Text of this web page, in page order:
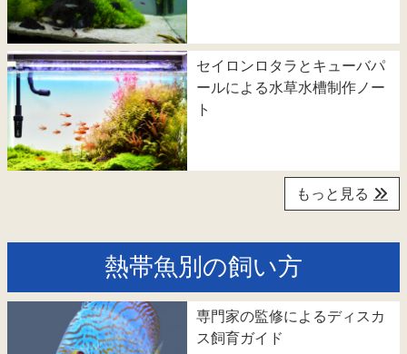
セイロンロタラとキューバパ
ールによる水草水槽制作ノー
ト
もっと見る
熱帯魚別の飼い方
専門家の監修によるディスカ
ス飼育ガイド